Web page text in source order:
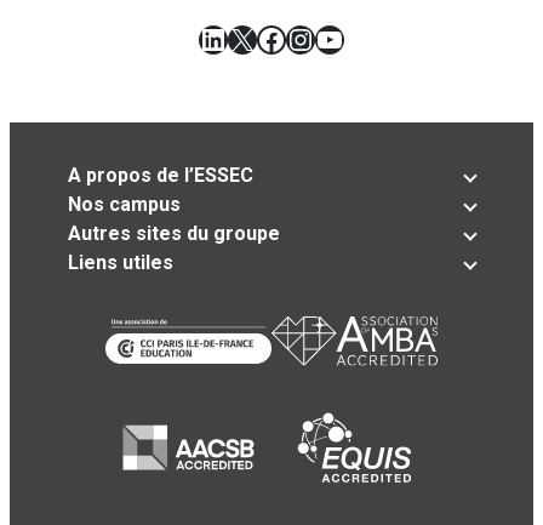
LinkedIn
X Facebook
Instagram
YouTube
A propos de l’ESSEC
Nos campus
Autres sites du groupe
Liens utiles